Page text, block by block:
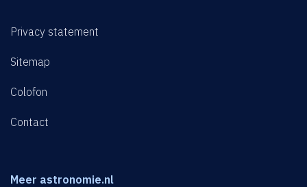
Privacy statement
Sitemap
Colofon
Contact
Meer astronomie.nl